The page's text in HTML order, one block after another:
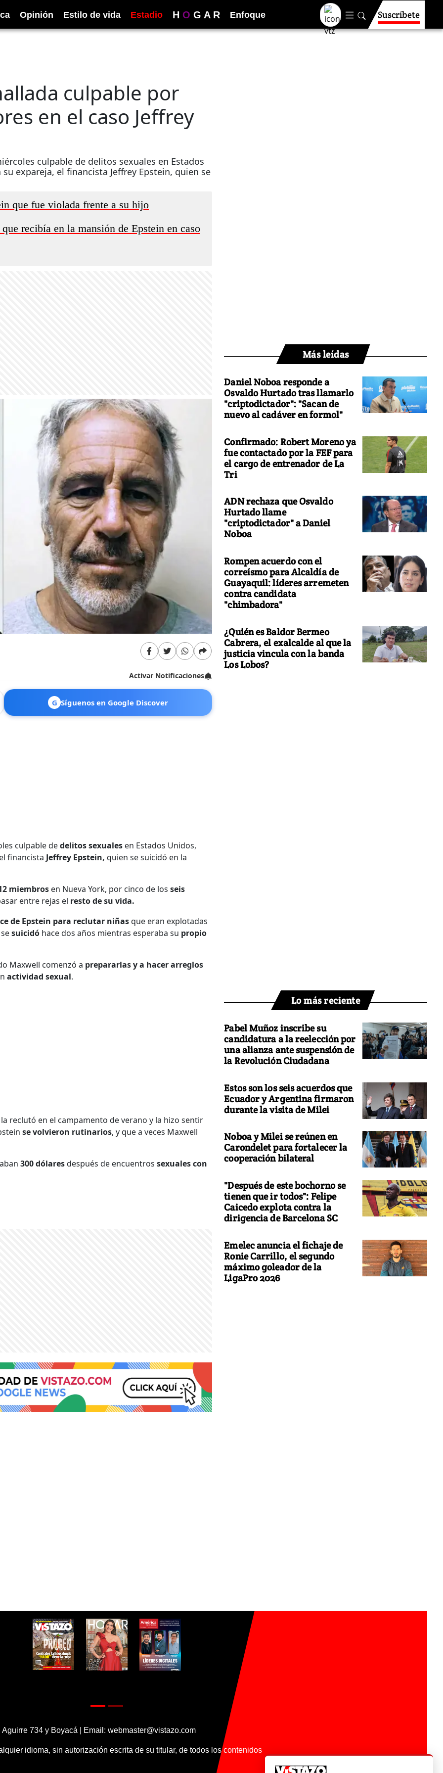
Opinión Estilo de vida Estadio H O G A R Enfoque Suscríbete
culpable por
en el caso Jeffrey
culpable de delitos sexuales en Estados
expareja, el financista Jeffrey Epstein, quien se
que fue violada frente a su hijo
recibía en la mansión de Epstein en caso
Activar Notificaciones
G Síguenos en Google Discover
culpable dedelitos sexuales en Estados Unidos,
financista Jeffrey Epstein, quien se suicidó en la
miembros en Nueva York, por cinco de los seis
entre rejas el resto de su vida.
de Epstein para reclutar niñasque eran explotadas
suicidó hace dos años mientras esperaba su propio
Maxwell comenzó a prepararlas y a hacer arreglos
actividad sexual.
reclutó en el campamento de verano y la hizo sentir
se volvieron rutinarios, y que a veces Maxwell
300 dólaresdespués de encuentros sexuales con
Más leídas
Daniel Noboa responde a
Osvaldo Hurtado tras llamarlo
"criptodictador": "Sacan de
nuevo al cadáver en formol"
Confirmado: Robert Moreno ya
fue contactado por la FEF para
el cargo de entrenador de La
Tri
ADN rechaza que Osvaldo
Hurtado llame
"criptodictador" a Daniel
Noboa
Rompen acuerdo con el
correísmo para Alcaldía de
Guayaquil: líderes arremeten
contra candidata
"chimbadora"
¿Quién es Baldor Bermeo
Cabrera, el exalcalde al que la
justicia vincula con la banda
Los Lobos?
Lo más reciente
Pabel Muñoz inscribe su
candidatura a la reelección por
una alianza ante suspensión de
la Revolución Ciudadana
Estos son los seis acuerdos que
Ecuador y Argentina firmaron
durante la visita de Milei
Noboa y Milei se reúnen en
Carondelet para fortalecer la
cooperación bilateral
"Después de este bochorno se
tienen que ir todos": Felipe
Caicedo explota contra la
dirigencia de Barcelona SC
Emelec anuncia el fichaje de
Ronie Carrillo, el segundo
máximo goleador de la
LigaPro 2026
734 y Boyacá | Email: webmaster@vistazo.com
idioma, sin autorización escrita de su titular, de todos los contenidos